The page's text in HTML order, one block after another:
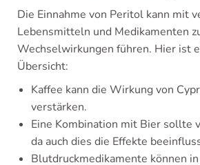
Die Einnahme von Peritol kann mit
Lebensmitteln und Medikamenten
Wechselwirkungen führen. Hier ist
Übersicht:
Kaffee kann die Wirkung von
verstärken.
Eine Kombination mit Bier sollte
da auch dies die Effekte
Blutdruckmedikamente können